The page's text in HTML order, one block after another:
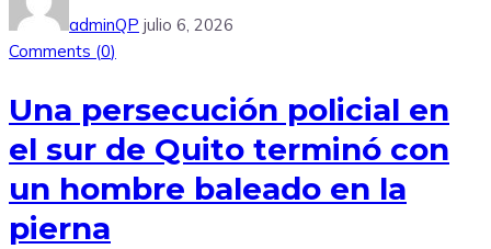
adminQP julio 6, 2026
Comments (0)
Una persecución policial en
el sur de Quito terminó con
un hombre baleado en la
pierna